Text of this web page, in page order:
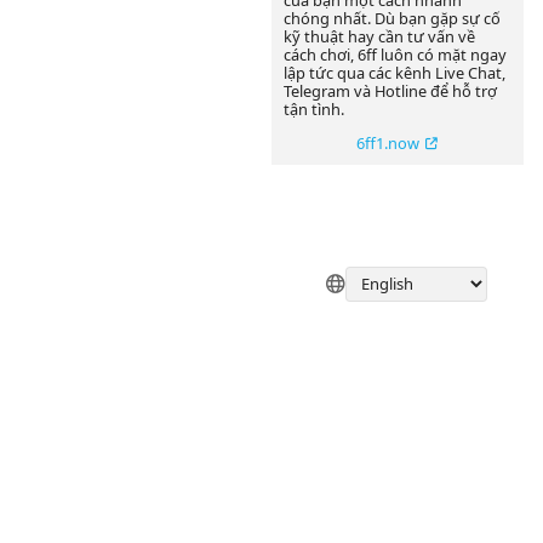
chóng nhất. Dù bạn gặp sự cố
kỹ thuật hay cần tư vấn về
cách chơi, 6ff luôn có mặt ngay
lập tức qua các kênh Live Chat,
Telegram và Hotline để hỗ trợ
tận tình.
6ff1.now